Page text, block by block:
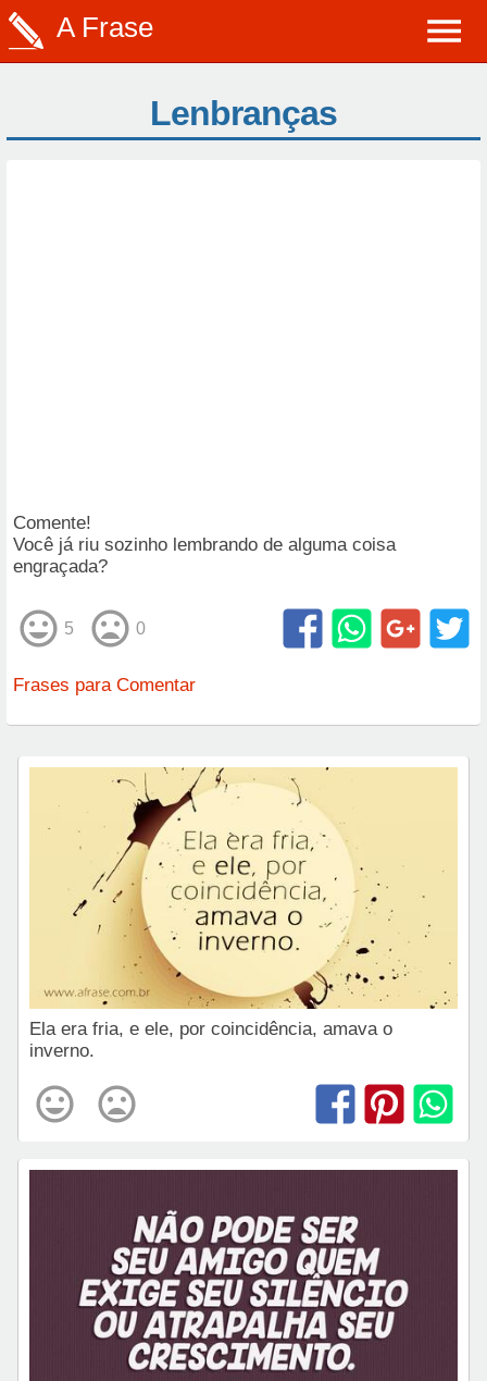
A Frase
Lenbranças
Comente!
Você já riu sozinho lembrando de alguma coisa
engraçada?
5 0
Frases para Comentar
Ela era fria, e ele, por coincidência, amava o
inverno.